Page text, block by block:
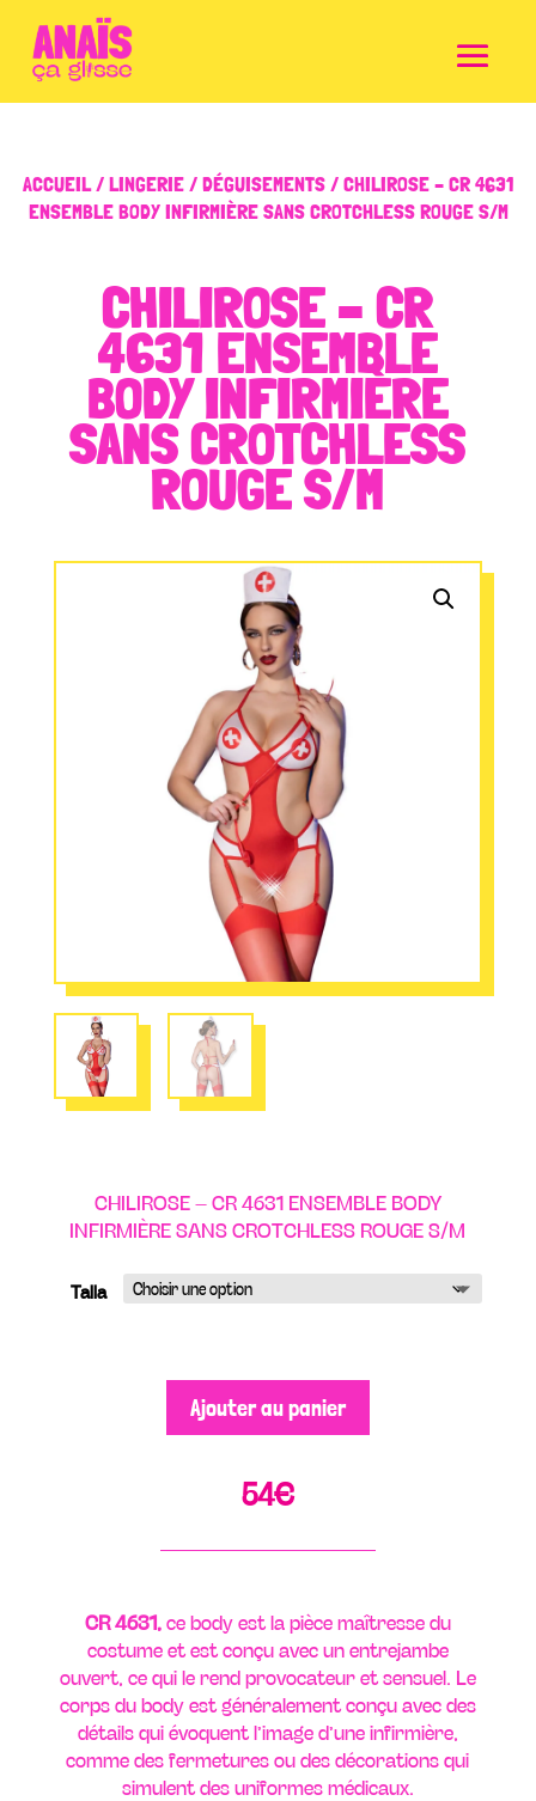
ACCUEIL/LINGERIE/DÉGUISEMENTS/ CHILIROSE – CR 4631
ENSEMBLE BODY INFIRMIÈRE SANS CROTCHLESS ROUGE S/M
CHILIROSE – CR
4631 ENSEMBLE
BODY INFIRMIÈRE
SANS CROTCHLESS
ROUGE S/M
CHILIROSE – CR 4631 ENSEMBLE BODY
INFIRMIÈRE SANS CROTCHLESS ROUGE S/M
Talla
Ajouter au panier
54€
CR 4631,ce body est la pièce maîtresse du
costume et est conçu avec un entrejambe
ouvert, ce qui le rend provocateur et sensuel. Le
corps du body est généralement conçu avec des
détails qui évoquent l’image d’une infirmière,
comme des fermetures ou des décorations qui
simulent des uniformes médicaux.